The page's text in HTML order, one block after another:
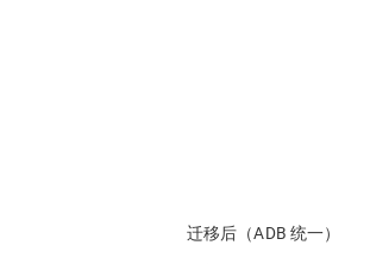
迁移后（ADB 统一）